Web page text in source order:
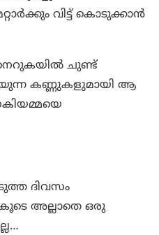
വിട്ട് കൊടുക്കാൻ
ചുണ്ട്
കണ്ണുകളുമായി ആ
ദിവസം
കൂടെ അല്ലാതെ ഒരു